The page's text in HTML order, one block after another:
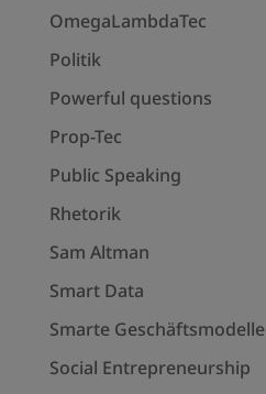
OmegaLambdaTec
Politik
Powerful questions
Prop-Tec
Public Speaking
Rhetorik
Sam Altman
Smart Data
Smarte Geschäftsmodelle
Social Entrepreneurship